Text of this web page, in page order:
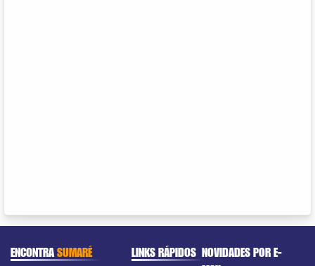
ENCONTRASUMARÉ LINKS RÁPIDOS NOVIDADES POR E-